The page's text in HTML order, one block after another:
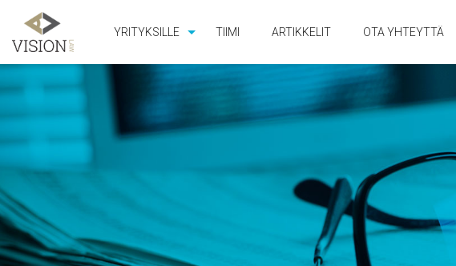
YRITYKSILLE TIIMI ARTIKKELIT OTA YHTEYTTÄ